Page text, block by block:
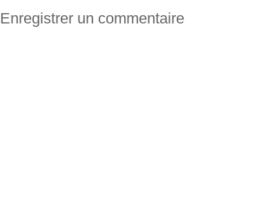
Enregistrer un commentaire